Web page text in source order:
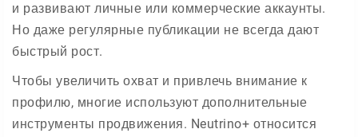
и развивают личные или коммерческие аккаунты.
Но даже регулярные публикации не всегда дают
быстрый рост.
Чтобы увеличить охват и привлечь внимание к
профилю, многие используют дополнительные
инструменты продвижения. Neutrino+ относится